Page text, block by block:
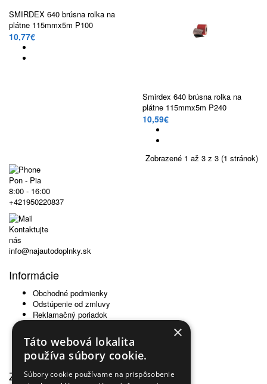
SMIRDEX 640 brúsna rolka na
plátne 115mmx5m P100
10,77€
Smirdex 640 brúsna rolka na
plátne 115mmx5m P240
10,59€
Zobrazené 1 až 3 z 3 (1 stránok)
Pon - Pia
8:00 - 16:00
+421950220837
Kontaktujte
nás
info@najautodoplnky.sk
Informácie
Obchodné podmienky
Odstúpenie od zmluvy
Reklamačný poriadok
Ochrana osobných údajov
Ochrana osobných údajov - newsletter
Odstúpiť od zmluvy tu
Zákaznícky servis
×
Táto webová lokalita
používa súbory cookie.
Súbory cookie používame na prispôsobenie